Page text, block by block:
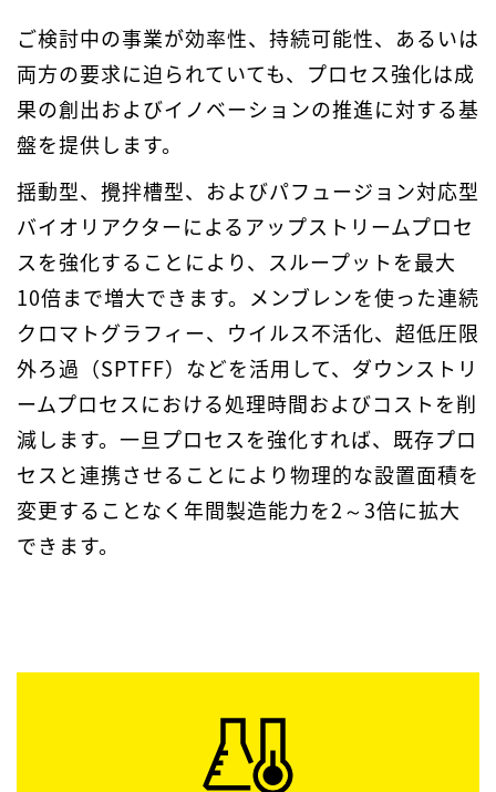
ご検討中の事業が効率性、持続可能性、あるいは
両方の要求に迫られていても、プロセス強化は成
果の創出およびイノベーションの推進に対する基
盤を提供します。
揺動型、攪拌槽型、およびパフュージョン対応型
バイオリアクターによるアップストリームプロセ
スを強化することにより、スループットを最大
10倍まで増大できます。メンブレンを使った連続
クロマトグラフィー、ウイルス不活化、超低圧限
外ろ過（SPTFF）などを活用して、ダウンストリ
ームプロセスにおける処理時間およびコストを削
減します。一旦プロセスを強化すれば、既存プロ
セスと連携させることにより物理的な設置面積を
変更することなく年間製造能力を2～3倍に拡大
できます。